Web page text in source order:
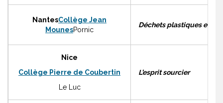
NantesCollège Jean
MounesPornic
Déchets plastiques en
Nice
Collège Pierre de Coubertin
Le Luc
L’esprit sourcier